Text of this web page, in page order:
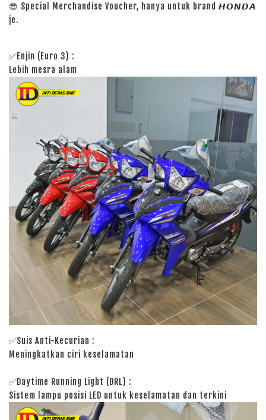
😎 Special Merchandise Voucher, hanya untuk brand 𝙃𝙊𝙉𝘿𝘼
je.
✅Enjin (Euro 3) :
Lebih mesra alam
✅Suis Anti-Kecurian :
Meningkatkan ciri keselamatan
✅Daytime Running Light (DRL) :
Sistem lampu posisi LED untuk keselamatan dan terkini